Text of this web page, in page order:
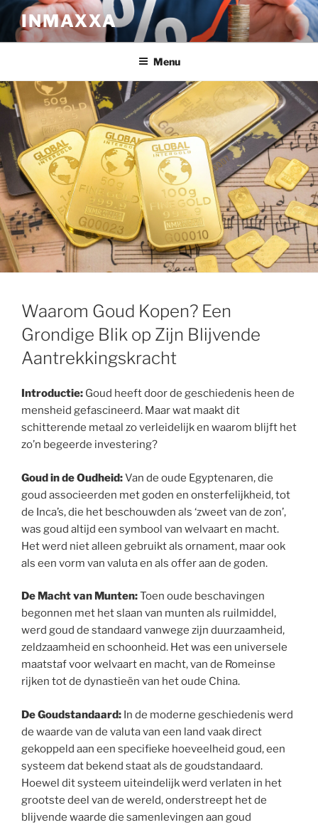
Ga
naar
de
INMAXXA
Menu
Waarom Goud Kopen? Een
Grondige Blik op Zijn Blijvende
Aantrekkingskracht
Introductie: Goud heeft door de geschiedenis heen de
mensheid gefascineerd. Maar wat maakt dit
schitterende metaal zo verleidelijk en waarom blijft het
zo’n begeerde investering?
Goud in de Oudheid:Van de oude Egyptenaren, die
goud associeerden met goden en onsterfelijkheid, tot
de Inca’s, die het beschouwden als ‘zweet van de zon’,
was goud altijd een symbool van welvaart en macht.
Het werd niet alleen gebruikt als ornament, maar ook
als een vorm van valuta en als offer aan de goden.
De Macht van Munten:Toen oude beschavingen
begonnen met het slaan van munten als ruilmiddel,
werd goud de standaard vanwege zijn duurzaamheid,
zeldzaamheid en schoonheid. Het was een universele
maatstaf voor welvaart en macht, van de Romeinse
rijken tot de dynastieën van het oude China.
De Goudstandaard: In de moderne geschiedenis werd
de waarde van de valuta van een land vaak direct
gekoppeld aan een specifieke hoeveelheid goud, een
systeem dat bekend staat als de goudstandaard.
Hoewel dit systeem uiteindelijk werd verlaten in het
grootste deel van de wereld, onderstreept het de
blijvende waarde die samenlevingen aan goud